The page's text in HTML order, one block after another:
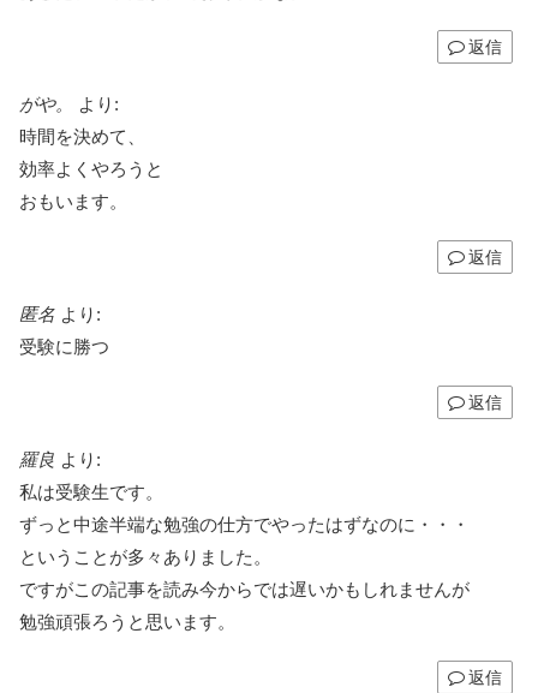
返信
がや。
より:
時間を決めて、
効率よくやろうと
おもいます。
返信
匿名 より:
受験に勝つ
返信
羅良 より:
私は受験生です。
ずっと中途半端な勉強の仕方でやったはずなのに・・・
ということが多々ありました。
ですがこの記事を読み今からでは遅いかもしれませんが
勉強頑張ろうと思います。
返信